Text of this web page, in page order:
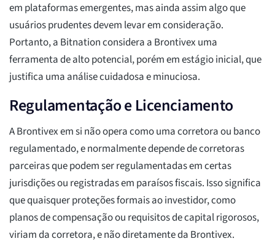
em plataformas emergentes, mas ainda assim algo que
usuários prudentes devem levar em consideração.
Portanto, a Bitnation considera a Brontivex uma
ferramenta de alto potencial, porém em estágio inicial, que
justifica uma análise cuidadosa e minuciosa.
Regulamentação e Licenciamento
A Brontivex em si não opera como uma corretora ou banco
regulamentado, e normalmente depende de corretoras
parceiras que podem ser regulamentadas em certas
jurisdições ou registradas em paraísos fiscais. Isso significa
que quaisquer proteções formais ao investidor, como
planos de compensação ou requisitos de capital rigorosos,
viriam da corretora, e não diretamente da Brontivex.